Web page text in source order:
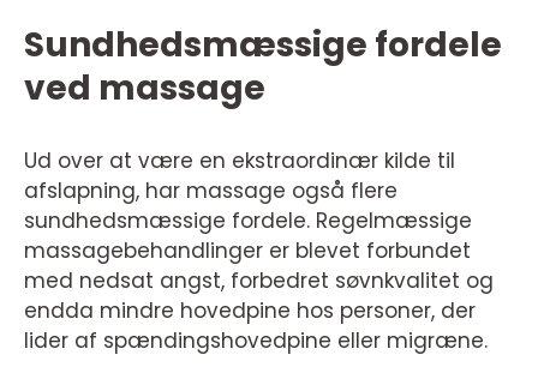
Sundhedsmæssige fordele
ved massage
Ud over at være en ekstraordinær kilde til
afslapning, har massage også flere
sundhedsmæssige fordele. Regelmæssige
massagebehandlinger er blevet forbundet
med nedsat angst, forbedret søvnkvalitet og
endda mindre hovedpine hos personer, der
lider af spændingshovedpine eller migræne.